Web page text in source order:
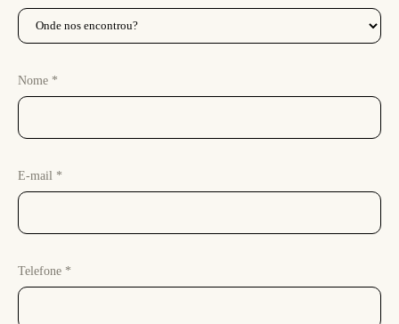
Nome *
E-mail *
Telefone *